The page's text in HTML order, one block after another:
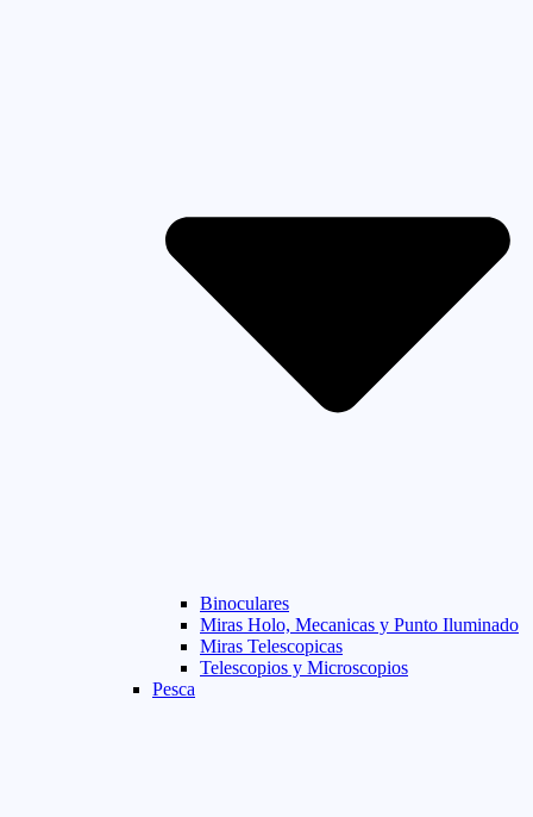
Binoculares
Miras Holo, Mecanicas y Punto Iluminado
Miras Telescopicas
Telescopios y Microscopios
Pesca